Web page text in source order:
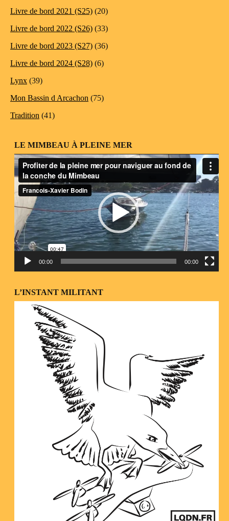
Livre de bord 2021 (S25) (20)
Livre de bord 2022 (S26) (33)
Livre de bord 2023 (S27) (36)
Livre de bord 2024 (S28) (6)
Lynx (39)
Mon Bassin d Arcachon (75)
Tradition (41)
LE MIMBEAU À PLEINE MER
Lecteur
vidéo
00:00 00:00
L’INSTANT MILITANT